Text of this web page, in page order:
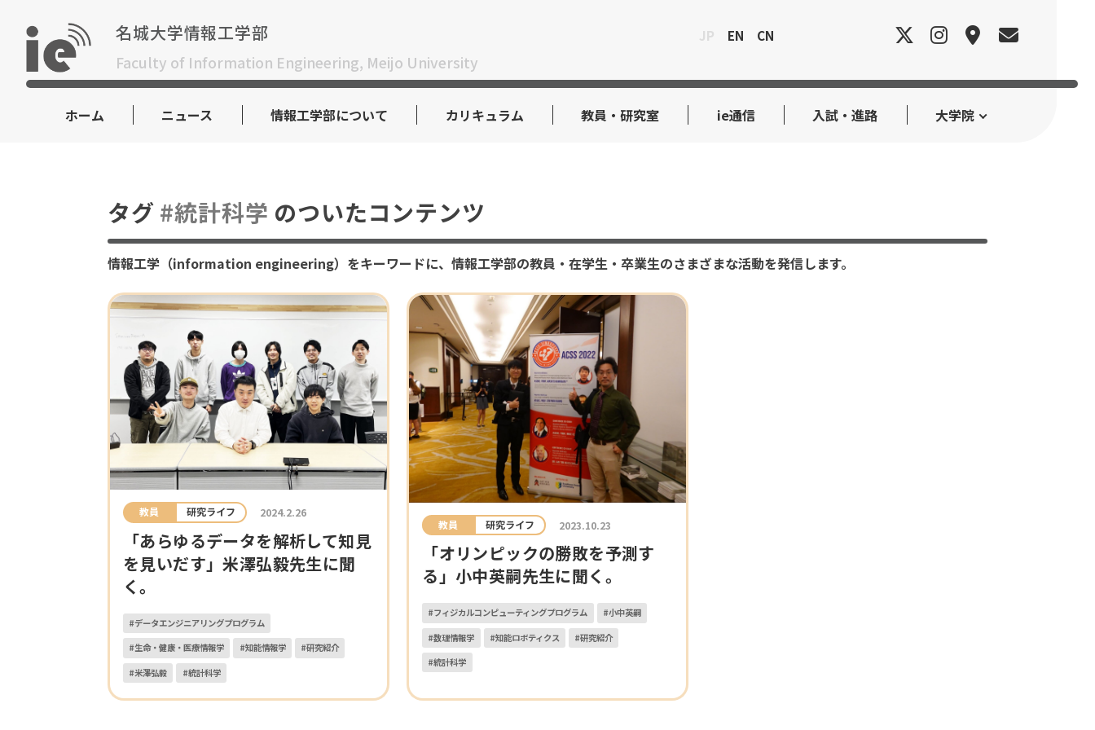
content
名城大学情報工学部
Faculty of Information Engineering, Meijo University
JP EN CN
ホーム ニュース 情報工学部について カリキュラム 教員・研究室 ie通信 入試・進路 大学院
タグ #統計科学 のついたコンテンツ
情報工学（information engineering）をキーワードに、情報工学部の教員・在学生・卒業生のさまざまな活動を発信します。
教員 研究ライフ 2024.2.26
「あらゆるデータを解析して知見
を見いだす」米澤弘毅先生に聞
く。
#データエンジニアリングプログラム
#生命・健康・医療情報学 #知能情報学 #研究紹介
#米澤弘毅 #統計科学
教員 研究ライフ 2023.10.23
「オリンピックの勝敗を予測す
る」小中英嗣先生に聞く。
#フィジカルコンピューティングプログラム #小中英嗣
#数理情報学 #知能ロボティクス #研究紹介
#統計科学